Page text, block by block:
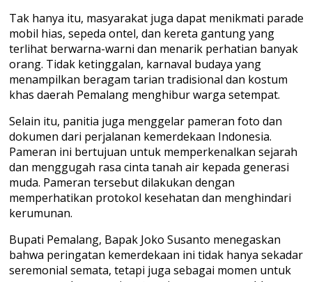
Tak hanya itu, masyarakat juga dapat menikmati parade
mobil hias, sepeda ontel, dan kereta gantung yang
terlihat berwarna-warni dan menarik perhatian banyak
orang. Tidak ketinggalan, karnaval budaya yang
menampilkan beragam tarian tradisional dan kostum
khas daerah Pemalang menghibur warga setempat.
Selain itu, panitia juga menggelar pameran foto dan
dokumen dari perjalanan kemerdekaan Indonesia.
Pameran ini bertujuan untuk memperkenalkan sejarah
dan menggugah rasa cinta tanah air kepada generasi
muda. Pameran tersebut dilakukan dengan
memperhatikan protokol kesehatan dan menghindari
kerumunan.
Bupati Pemalang, Bapak Joko Susanto menegaskan
bahwa peringatan kemerdekaan ini tidak hanya sekadar
seremonial semata, tetapi juga sebagai momen untuk